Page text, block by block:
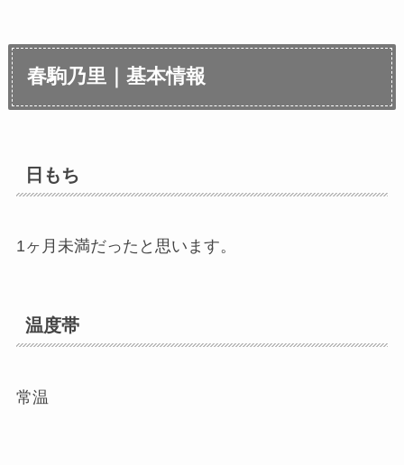
春駒乃里｜基本情報
日もち
1ヶ月未満だったと思います。
温度帯
常温